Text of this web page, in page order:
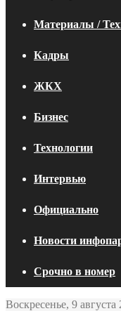
Материалы /
Кадры
ЖКХ
Бизнес
Технологии
Интервью
Официально
Новости
Срочно в номер
Воскресенье, 9 августа